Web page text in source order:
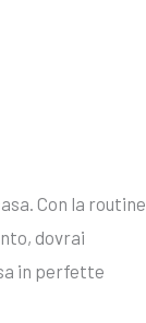
Con la routine
dovrai
in perfette